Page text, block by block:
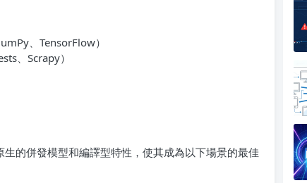
、TensorFlow）
、Scrapy）
的併發模型和編譯型特性，使其成為以下場景的最佳